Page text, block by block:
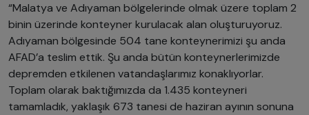
“Malatya ve Adıyaman bölgelerinde olmak üzere toplam 2
binin üzerinde konteyner kurulacak alan oluşturuyoruz.
Adıyaman bölgesinde 504 tane konteynerimizi şu anda
AFAD’a teslim ettik. Şu anda bütün konteynerlerimizde
depremden etkilenen vatandaşlarımız konaklıyorlar.
Toplam olarak baktığımızda da 1.435 konteyneri
tamamladık, yaklaşık 673 tanesi de haziran ayının sonuna